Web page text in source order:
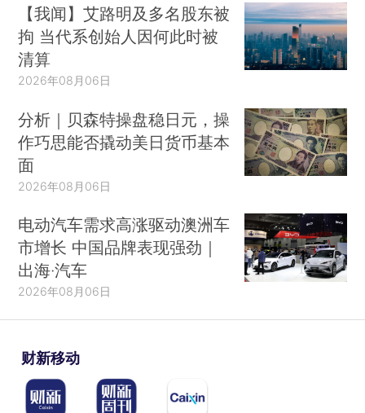
【我闻】艾路明及多名股东被
拘 当代系创始人因何此时被
清算
2026年08月06日
分析｜贝森特操盘稳日元，操
作巧思能否撬动美日货币基本
面
2026年08月06日
电动汽车需求高涨驱动澳洲车
市增长 中国品牌表现强劲｜
出海·汽车
2026年08月06日
财新移动